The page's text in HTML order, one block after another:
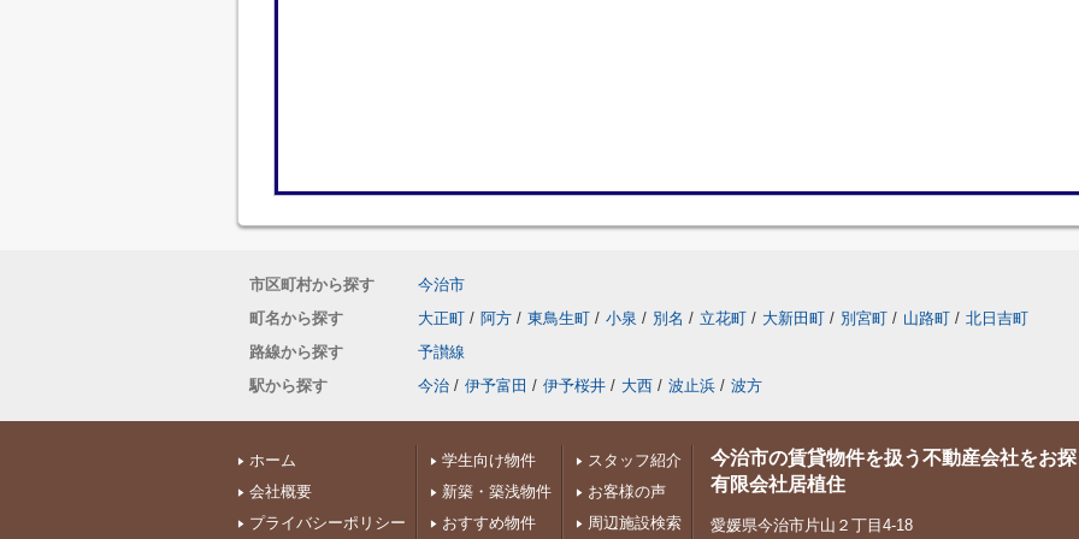
市区町村から探す
今治市
町名から探す
大正町 / 阿方 / 東鳥生町 / 小泉 / 別名 / 立花町 / 大新田町 / 別宮町 / 山路町 / 北日吉町
路線から探す
予讃線
駅から探す
今治 / 伊予富田 / 伊予桜井 / 大西 / 波止浜 / 波方
ホーム
会社概要
プライバシーポリシー
学生向け物件
新築・築浅物件
おすすめ物件
スタッフ紹介
お客様の声
周辺施設検索
今治市の賃貸物件を扱う不動産会社をお
有限会社居植住
愛媛県今治市片山２丁目4-18